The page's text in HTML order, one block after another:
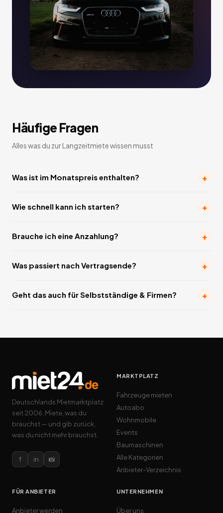
Häufige Fragen
Alles was du zur Langzeitmiete wissen musst
Was ist im Monatspreis enthalten? +
Wie schnell kann ich starten? +
Brauche ich eine Anzahlung? +
Was passiert nach Vertragsende? +
Geht das auch für Selbstständige & Firmen? +
Deutschlands Mietmarktplatz
seit 2006. Miete, was du
brauchst — und gib zurück,
was du nicht mehr brauchst.
f in 📸
MARKTPLATZ
Fahrzeuge mieten
Autoabo
Wohnmobile
Events
Baumaschinen
Alle Kategorien
Anbieter-Verzeichnis
FÜR ANBIETER
Anbieter werden
UNTERNEHMEN
Über uns